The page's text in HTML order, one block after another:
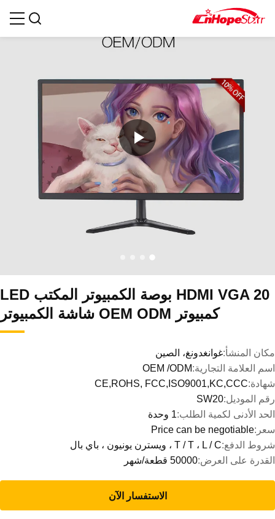
HDMI VGA 20 بوصة الكمبيوتر المكتب LED
كمبيوتر OEM ODM شاشة الكمبيوتر
مكان المنشأ:غوانغدونغ، الصين
اسم العلامة التجارية:OEM /ODM
شهادة:CE,ROHS, FCC,ISO9001,KC,CCC
رقم الموديل:SW20
الحد الأدنى لكمية الطلب:1 وحدة
سعر:Price can be negotiable
شروط الدفع:T / T ، L / C ، ويسترن يونيون ، باي بال
القدرة على العرض:50000 قطعة/شهر
الاستفسار الآن